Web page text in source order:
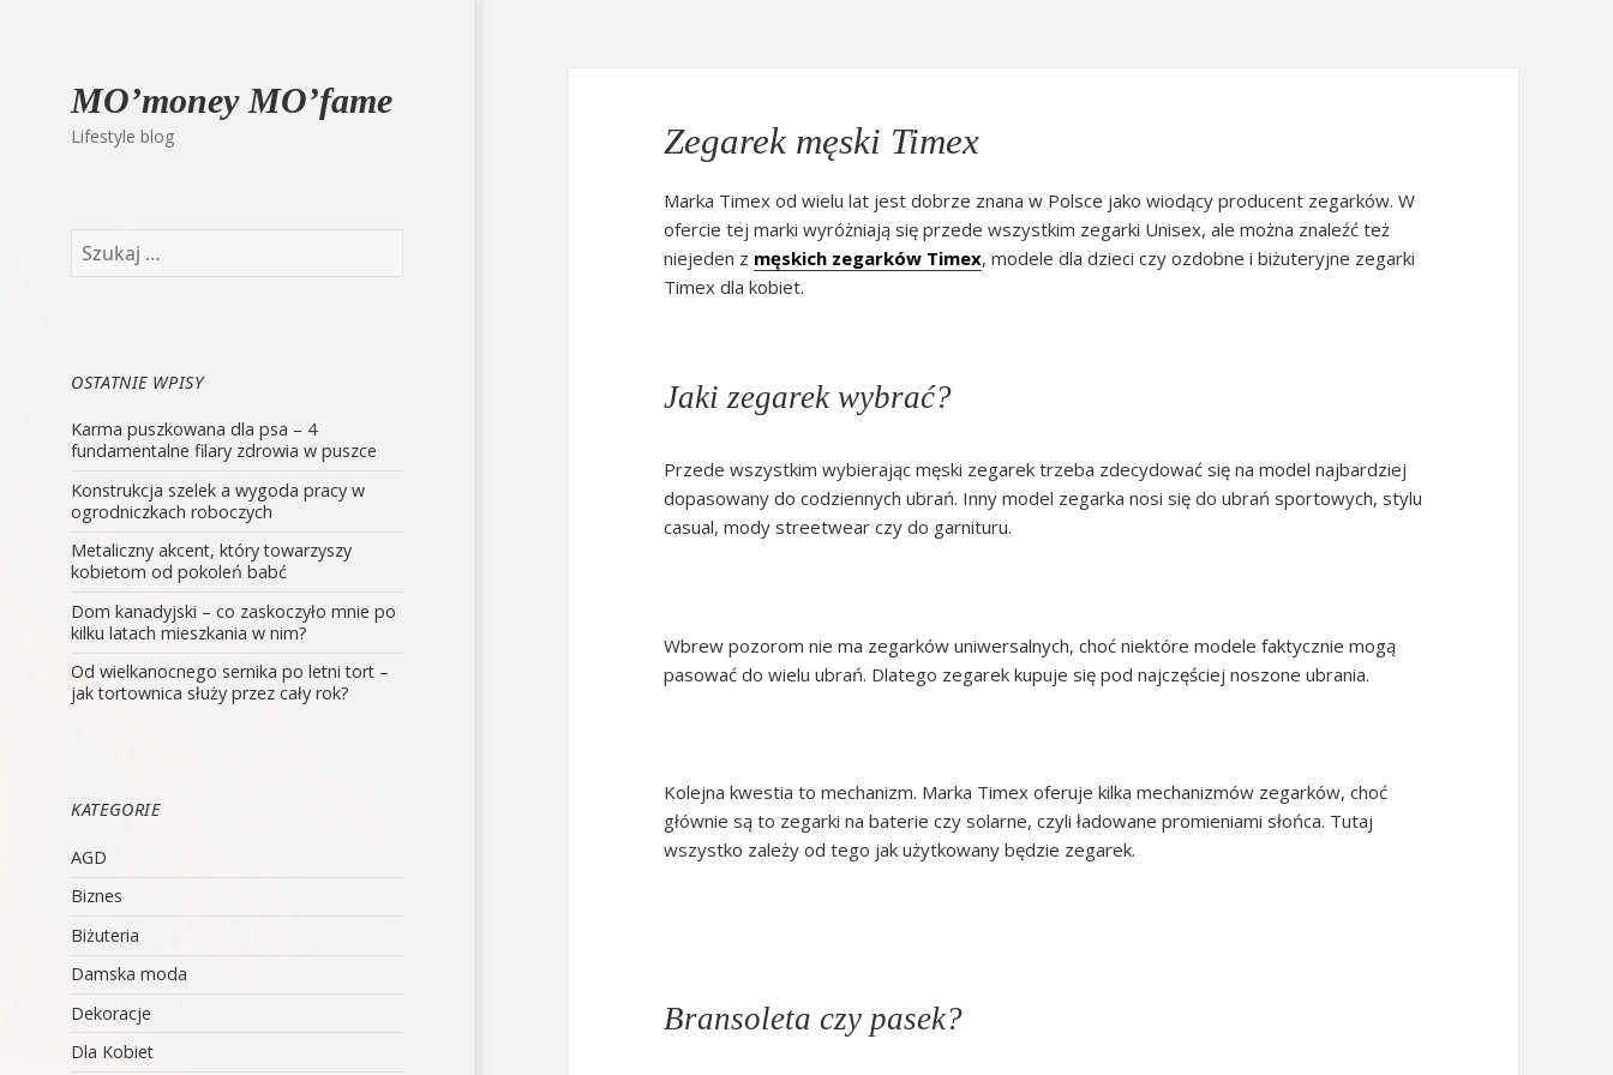
MO’money MO’fame
Lifestyle blog
OSTATNIE WPISY
Karma puszkowana dla psa – 4
fundamentalne filary zdrowia w puszce
Konstrukcja szelek a wygoda pracy w
ogrodniczkach roboczych
Metaliczny akcent, który towarzyszy
kobietom od pokoleń babć
Dom kanadyjski – co zaskoczyło mnie po
kilku latach mieszkania w nim?
Od wielkanocnego sernika po letni tort –
jak tortownica służy przez cały rok?
KATEGORIE
AGD
Biznes
Biżuteria
Damska moda
Dekoracje
Dla Kobiet
Zegarek męski Timex
Marka Timex od wielu lat jest dobrze znana w Polsce jako wiodący producent zegarków. W
ofercie tej marki wyróżniają się przede wszystkim zegarki Unisex, ale można znaleźć też
niejeden z męskich zegarków Timex, modele dla dzieci czy ozdobne i biżuteryjne zegarki
Timex dla kobiet.
Jaki zegarek wybrać?
Przede wszystkim wybierając męski zegarek trzeba zdecydować się na model najbardziej
dopasowany do codziennych ubrań. Inny model zegarka nosi się do ubrań sportowych, stylu
casual, mody streetwear czy do garnituru.
Wbrew pozorom nie ma zegarków uniwersalnych, choć niektóre modele faktycznie mogą
pasować do wielu ubrań. Dlatego zegarek kupuje się pod najczęściej noszone ubrania.
Kolejna kwestia to mechanizm. Marka Timex oferuje kilka mechanizmów zegarków, choć
głównie są to zegarki na baterie czy solarne, czyli ładowane promieniami słońca. Tutaj
wszystko zależy od tego jak użytkowany będzie zegarek.
Bransoleta czy pasek?